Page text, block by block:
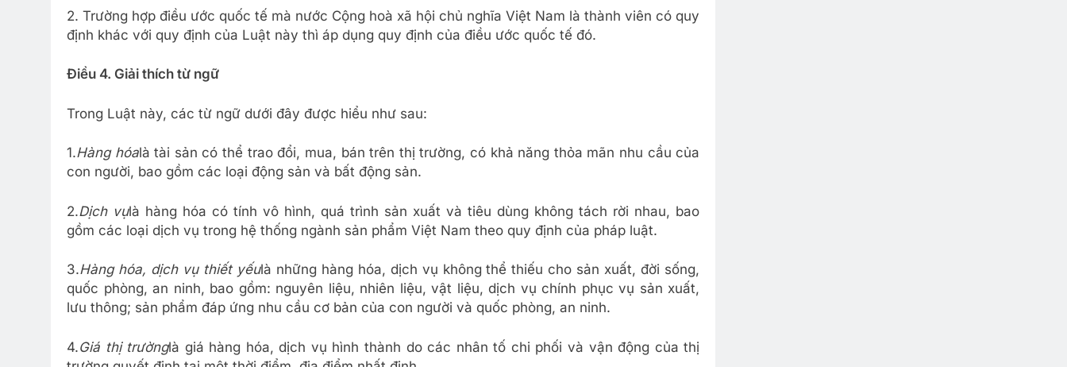
2. Trường hợp điều ước quốc tế mà nước Cộng hoà xã hội chủ nghĩa Việt Nam là thành viên có quy
định khác với quy định của Luật này thì áp dụng quy định của điều ước quốc tế đó.
Điều 4. Giải thích từ ngữ
Trong Luật này, các từ ngữ dưới đây được hiểu như sau:
1.Hàng hóalà tài sản có thể trao đổi, mua, bán trên thị trường, có khả năng thỏa mãn nhu cầu của
con người, bao gồm các loại động sản và bất động sản.
2.Dịch vụlà hàng hóa có tính vô hình, quá trình sản xuất và tiêu dùng không tách rời nhau, bao
gồm các loại dịch vụ trong hệ thống ngành sản phẩm Việt Nam theo quy định của pháp luật.
3.Hàng hóa, dịch vụ thiết yếulà những hàng hóa, dịch vụ không thể thiếu cho sản xuất, đời sống,
quốc phòng, an ninh, bao gồm: nguyên liệu, nhiên liệu, vật liệu, dịch vụ chính phục vụ sản xuất,
lưu thông; sản phẩm đáp ứng nhu cầu cơ bản của con người và quốc phòng, an ninh.
4.Giá thị trườnglà giá hàng hóa, dịch vụ hình thành do các nhân tố chi phối và vận động của thị